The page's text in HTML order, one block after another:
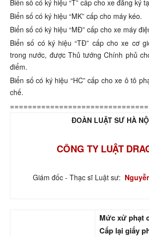
Biển số có ký hiệu “T” cấp cho xe đăng ký
Biển số có ký hiệu “MK” cấp cho máy kéo.
Biển số có ký hiệu “MĐ” cấp cho xe máy
Biển số có ký hiệu “TĐ” cấp cho xe cơ
trong nước, được Thủ tướng Chính phủ
điểm.
Biển số có ký hiệu “HC” cấp cho xe ô tô
chế.
ĐOÀN LUẬT SƯ HÀ
CÔNG TY LUẬT
Giám đốc - Thạc sĩ Luật sư:
Mức xử phạt
Cấp lại giấy